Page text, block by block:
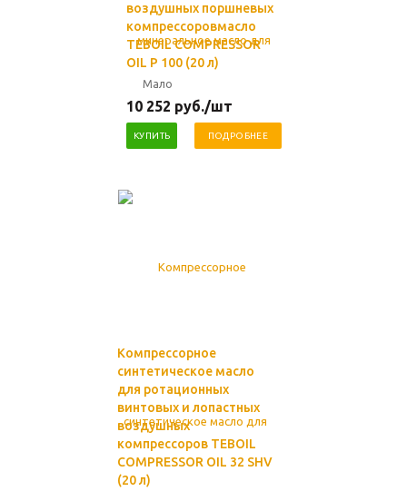
воздушных поршневых
компрессоровмасло
TEBOIL COMPRESSOR
OIL P 100 (20 л)
Мало
10 252 руб./шт
КУПИТЬ ПОДРОБНЕЕ
Компрессорное
синтетическое масло
для ротационных
винтовых и лопастных
воздушных
компрессоров TEBOIL
COMPRESSOR OIL 32 SHV
(20 л)